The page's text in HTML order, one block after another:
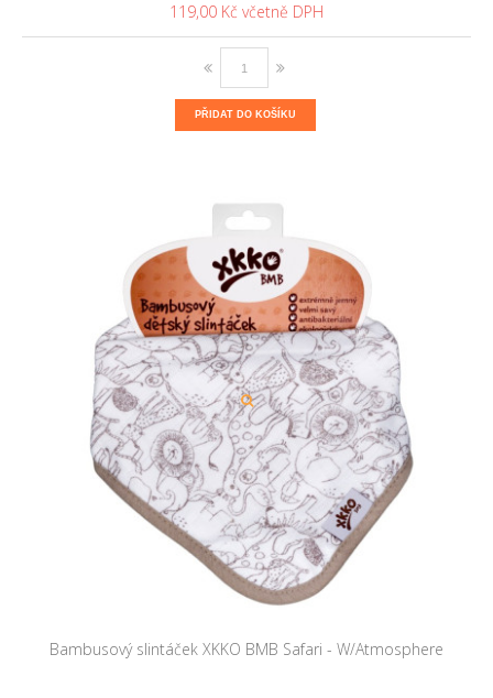
119,00 Kč
PŘIDAT DO KOŠÍKU
Bambusový slintáček XKKO BMB Safari - W/Atmosphere